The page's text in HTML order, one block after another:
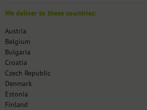
We deliver to these countries:
Austria
Belgium
Bulgaria
Croatia
Czech Republic
Denmark
Estonia
Finland